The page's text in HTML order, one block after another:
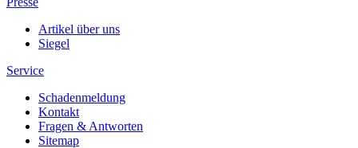
Artikel über uns
Siegel
Service
Schadenmeldung
Kontakt
Fragen & Antworten
Sitemap